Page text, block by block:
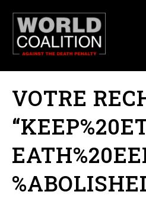
VOTRE